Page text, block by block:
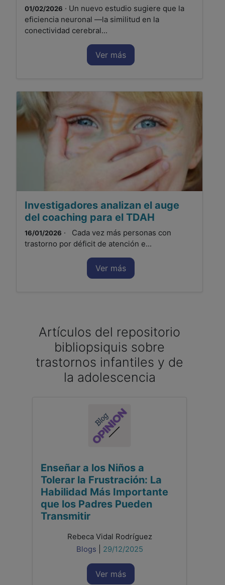
01/02/2026 · Un nuevo estudio sugiere que la
eficiencia neuronal —la similitud en la
conectividad cerebral...
Ver más
Investigadores analizan el auge
del coaching para el TDAH
16/01/2026 · Cada vez más personas con
trastorno por déficit de atención e...
Ver más
Artículos del repositorio
bibliopsiquis sobre
trastornos infantiles y de
la adolescencia
Enseñar a los Niños a
Tolerar la Frustración: La
Habilidad Más Importante
que los Padres Pueden
Transmitir
Rebeca Vidal Rodríguez
Blogs
29/12/2025
Ver más